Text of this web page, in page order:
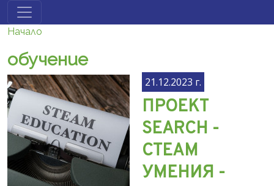
Премини към основното съдържание
Начало
обучение
21.12.2023 г.
ПРОЕКТ
SEARCH -
СТЕAМ
УМЕНИЯ -